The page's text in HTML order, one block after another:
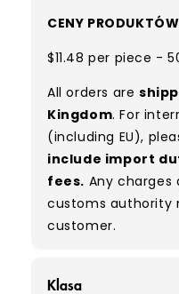
CENY
$11.48 per piece -
All orders are
Kingdom. For
(including EU),
include import
fees. Any charges
customs authority
customer.
Klasa